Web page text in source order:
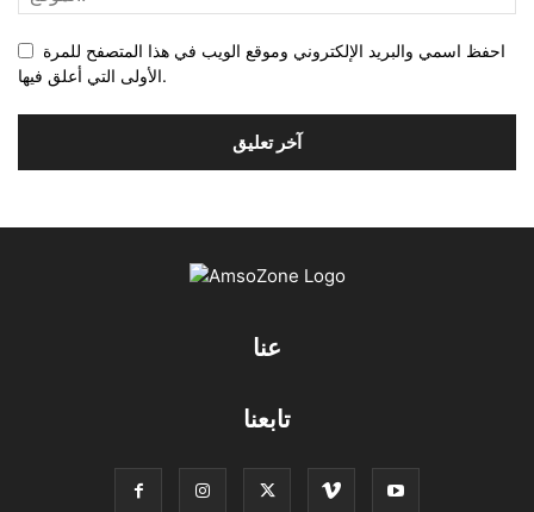
احفظ اسمي والبريد الإلكتروني وموقع الويب في هذا المتصفح للمرة
الأولى التي أعلق فيها.
عنا
تابعنا